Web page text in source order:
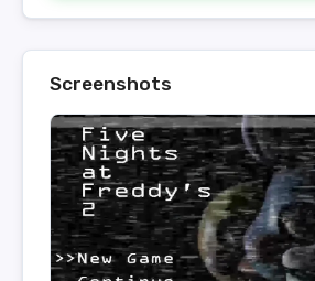
Screenshots